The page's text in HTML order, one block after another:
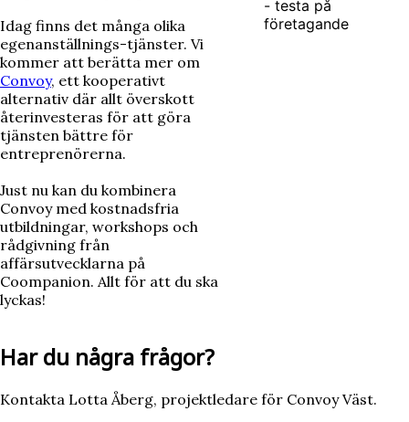
Idag finns det många olika
egenanställnings-tjänster. Vi
kommer att berätta mer om
Convoy, ett kooperativt
alternativ där allt överskott
återinvesteras för att göra
tjänsten bättre för
entreprenörerna.
Just nu kan du kombinera
Convoy med kostnadsfria
utbildningar, workshops och
rådgivning från
affärsutvecklarna på
Coompanion. Allt för att du ska
lyckas!
Har du några frågor?
Kontakta Lotta Åberg, projektledare för Convoy Väst.